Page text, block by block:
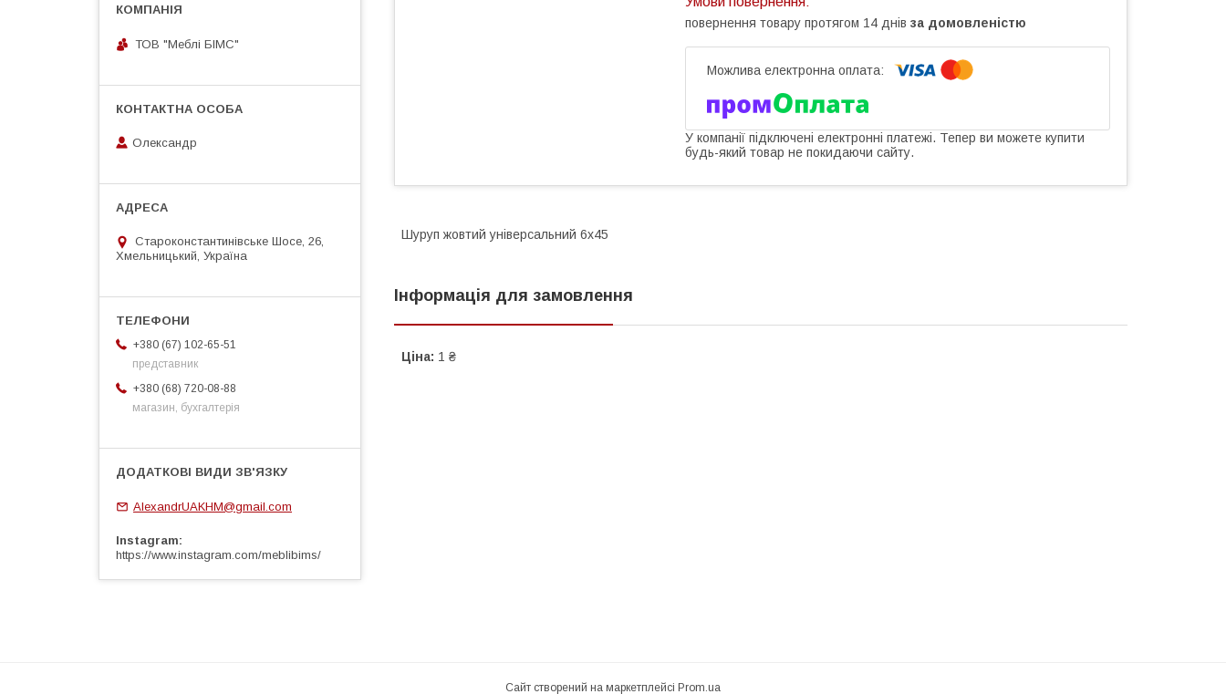
повернення товару протягом 14 днів за домовленістю
У компанії підключені електронні платежі. Тепер ви можете купити
будь-який товар не покидаючи сайту.
Шуруп жовтий універсальний 6х45
Інформація для замовлення
Ціна: 1 ₴
ТОВ "Меблі БІМС"
Олександр
Староконстантинівське Шосе, 26,
Хмельницький, Україна
+380 (67) 102-65-51
представник
+380 (68) 720-08-88
магазин, бухгалтерія
AlexandrUAKHM@gmail.com
Instagram
https://www.instagram.com/meblibims/
Сайт створений на маркетплейсі Prom.ua